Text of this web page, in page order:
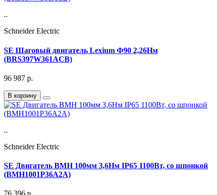
..
Schneider Electric
SE Шаговый двигатель Lexium Ф90 2,26Нм
(BRS397W361ACB)
96 987 р.
В корзину
..
Schneider Electric
SE Двигатель BMH 100мм 3,6Нм IP65 1100Вт, со шпонкой
(BMH1001P36A2A)